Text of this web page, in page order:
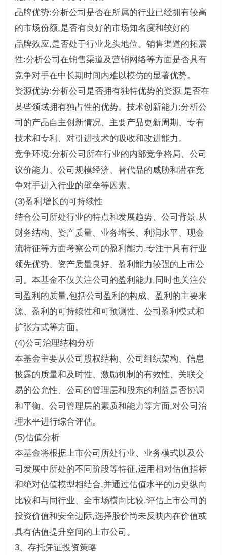
品牌优势:分析公司是否在所属的行业已经拥有较高
的市场份额,是否有良好的市场知名度和较好的
品牌效应,是否处于行业龙头地位。销售渠道的拓展
性:分析公司在销售渠道及营销网络等方面是否具有
竞争对手在中长期时间内难以模仿的显著优势。
资源优势:分析公司是否拥有独特优势的资源,是否在
某些领域拥有独占性的优势。技术创新能力:分析公
司的产品自主创新情况、主要产品更新周期、专有
技术和专利、对引进技术的吸收和改进能力。
竞争环境:分析公司所在行业的内部竞争格局、公司
议价能力、公司规模经济、替代品的威胁和潜在竞
争对手进入行业的壁垒等因素。
(3)盈利增长的可持续性
结合公司所处行业的特点和发展趋势、公司背景,从
财务结构、资产质量、业务增长、利润水平、现金
流特征等方面考察公司的盈利能力,专注于具有行业
领先优势、资产质量良好、盈利能力较强的上市公
司。本基金不仅关注公司的盈利能力,同时也关注公
司盈利的质量,包括公司盈利的构成、盈利的主要来
源、盈利的可持续性和可预测性、公司盈利模式和
扩张方式等方面。
(4)公司治理结构分析
本基金主要从公司股权结构、公司组织架构、信息
披露的质量和及时性、激励机制的有效性、关联交
易的公允性、公司的管理层和股东的利益是否协调
和平衡、公司管理层的素质和能力等方面,对公司治
理水平进行综合评估。
(5)估值分析
本基金将根据上市公司所处行业、业务模式以及公
司发展中所处的不同阶段等特征,运用相对估值指标
和绝对估值模型相结合,并通过估值水平的历史纵向
比较和与同行业、全市场横向比较,评估上市公司的
投资价值和安全边际,选择股价尚未反映内在价值或
具有估值提升空间的上市公司。
3、存托凭证投资策略